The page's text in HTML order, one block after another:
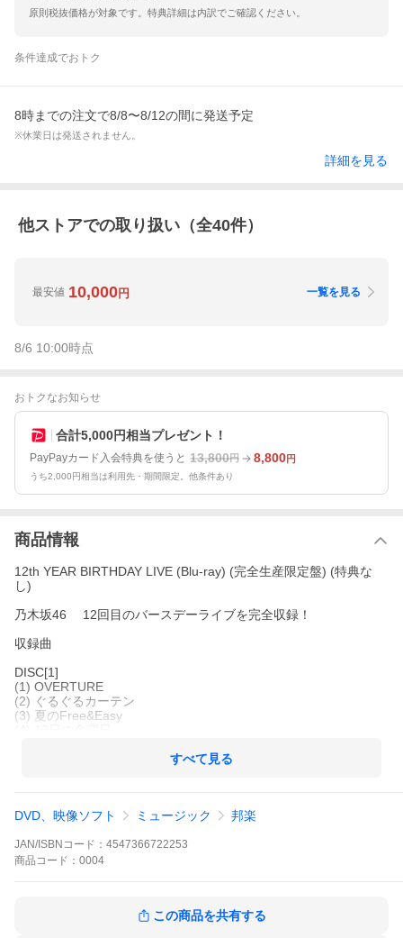
原則税抜価格が対象です。特典詳細は内訳でご確認ください。
条件達成でおトク
8時までの注文で8/8〜8/12の間に発送予定
※休業日は発送されません。
詳細を見る
他ストアでの取り扱い（全40件）
最安値 10,000円 一覧を見る
8/6 10:00時点
おトクなお知らせ
合計5,000円相当プレゼント！
PayPayカード入会特典を使うと 13,800円 8,800円
うち2,000円相当は利用先・期間限定。他条件あり
商品情報
12th YEAR BIRTHDAY LIVE (Blu-ray) (完全生産限定盤) (特典な
し)
乃木坂46 12回目のバースデーライブを完全収録！
収録曲
DISC[1]
(1) OVERTURE
(2) ぐるぐるカーテン
(3) 夏のFree&Easy
(10) 他の星から
(12) 生まれたままで
(13) あの日 僕は咄嗟に嘘をついた
すべて見る
DVD、映像ソフト ミュージック 邦楽
JAN/ISBNコード： 4547366722253
商品 コード： 0004
この商品を共有する